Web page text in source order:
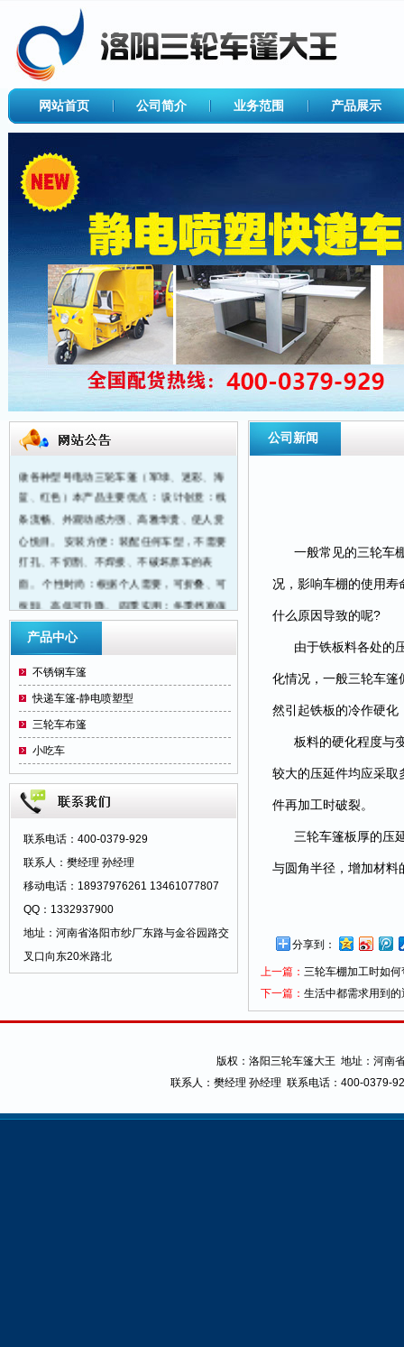
网站首页 公司简介 业务范围 产品展示
公司新闻
一般常见的三轮车
况，影响车棚的使用寿
什么原因导致的呢?
由于铁板料各处的
化情况，一般三轮车篷
然引起铁板的冷作硬化
板料的硬化程度与
较大的压延件均应采取
件再加工时破裂。
三轮车篷板厚的压
与圆角半径，增加材料
分享到：
上一篇： 三轮车棚加工时如何
下一篇： 生活中都需求用到
洛阳三轮车篷大王位于洛阳市纱厂东路与金
谷园路交叉口向东20米路北， 本厂生产订
蓝、红色）本产品主要优点： 设计创意：线
条流畅、外观动感力强、高雅华贵、使人赏
心悦目。 安装方便：装配任何车型，不需要
打孔、不切割、不焊接、不破坏原车的表
面。 个性时尚：根据个人需要，可折叠、可
拆卸、高低可升降。 四季实用：冬季挡寒保
暖、夏季遮阳防雨、实用舒心。 适装车型：
1、老年休闲车。2、双排座方斗车。3、客
另外提供：样车、样图、规格数据另行设
计。
产品中心
不锈钢车篷
快递车篷-静电喷塑型
三轮车布篷
小吃车
联系电话：400-0379-929
联系人：樊经理 孙经理
移动电话：18937976261 13461077807
QQ：1332937900
地址：河南省洛阳市纱厂东路与金谷园路交
叉口向东20米路北
版权： 洛阳三轮车篷大王 地址：河南
联系人：樊经理 孙经理 联系电话：400-0379-